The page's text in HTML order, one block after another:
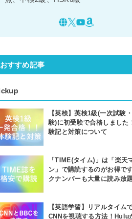
おすすめ記事
【英検】英検1級(一次試験
験)に初受験で合格しました
験記と対策について
「TIME(タイム)」は「楽天
ン」で購読するのがお得で
クナンバーも大量に読み放
【英語学習】リアルタイム
CNNを視聴する方法！Hulu